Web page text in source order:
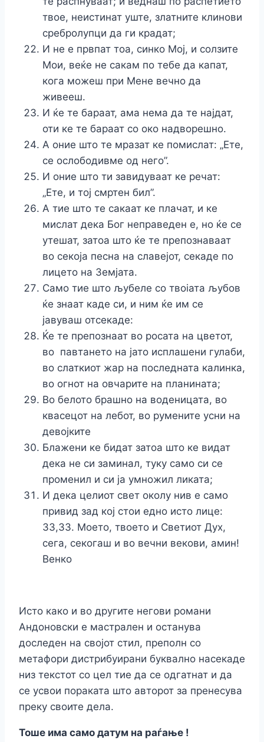
твое, неистинат уште, златните клинови
сребролупци да ги крадат;
И не е првпат тоа, синко Мој, и солзите
Мои, веќе не сакам по тебе да капат,
кога можеш при Мене вечно да
живееш.
И ќе те бараат, ама нема да те најдат,
оти ке те бараат со око надворешно.
А оние што те мразат ке помислат: „Eте,
се ослободивме од него”.
И оние што ти завидуваат ке речат:
„Ете, и тој смртен бил”.
А тие што те сакаат ке плачат, и ке
мислат дека Бог неправеден е, но ќе се
утешат, затоа што ќе те препознаваат
во секоја песна на славејот, секаде по
лицето на Земјата.
Само тие што љубеле со твоіата љубов
ќе знаат каде си, и ним ќе им се
јавуваш отсекаде:
Ќе те препознаат во росата на цветот,
во павтането на јато исплашени гулаби,
во слаткиот жар на последната калинка,
во огнот на овчарите на планината;
Во белото брашно на воденицата, во
квасецот на лебот, во румените усни на
девојките
Блажени ке бидат затоа што ке видат
дека не си заминал, туку само си се
променил и си jа умножил ликата;
И дека целиот свет околу нив е само
привид зад кој стои едно исто лице:
33,33. Моето, твоето и Светиот Дух,
сега, секогаш и во вечни векови, амин!
Венко
Исто како и во другите негови романи
Андоновски е мастрален и останува
доследен на својот стил, преполн со
метафори дистрибуирани буквално насекаде
низ текстот со цел тие да се одгатнат и да
се усвои пораката што авторот за пренесува
преку своите дела.
Тоше има само датум на раѓање !